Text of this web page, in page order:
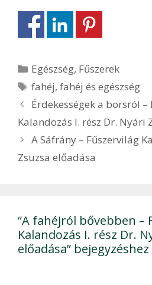
Kategória
Egészség, Fűszerek
Címkék
fahéj,fahéj és egészség
Bejegyzés
navigáció
Érdekességek a borsról –
Kalandozás I. rész Dr. Nyári
A Sáfrány – Fűszervilág
Zsuzsa előadása
“A fahéjról bővebben –
Kalandozás I. rész Dr.
előadása”